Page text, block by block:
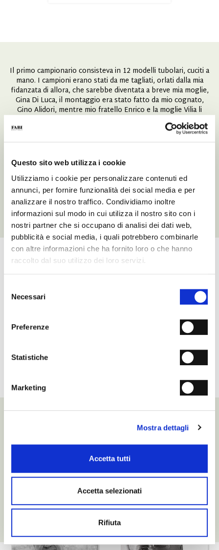
Questo sito web utilizza i cookie
Utilizziamo i cookie per personalizzare contenuti ed
annunci, per fornire funzionalità dei social media e per
analizzare il nostro traffico. Condividiamo inoltre
informazioni sul modo in cui utilizza il nostro sito con i
nostri partner che si occupano di analisi dei dati web,
pubblicità e social media, i quali potrebbero combinarle
con altre informazioni che ha fornito loro o che hanno
raccolto dal suo utilizzo dei loro servizi.
delNecessari
Preferenze
Statistiche
Marketing
Mostra dettagli
Accetta tutti
Accetta selezionati
Rifiuta
Il primo campionario consisteva in 12 modelli tubolari, cuciti a
mano. I campioni erano stati da me tagliati, orlati dalla mia
fidanzata di allora, che sarebbe diventata a breve mia moglie,
Gina Di Luca, il montaggio era stato fatto da mio cognato,
Gino Alidori, mentre mio fratello Enrico e la moglie Vilia li
Quei primi campioni li avevamo fatti nella sala da pranzo di
terreno, che era ancora da ultimare… Avevo 22 anni ed Enrico
ne aveva 31.
Tutto ebbe inizio da lì, da quella casa, da quell’anno…
correvano i fantastici anni ’60, gli anni della nostra gioventù!”
Elisio Fabi
PADRI & FIGLI
Presente e futuro dell’Azienda